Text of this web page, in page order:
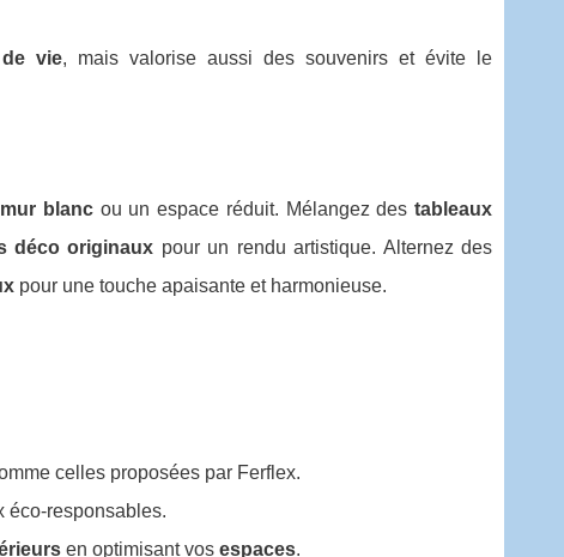
vie, mais valorise aussi des souvenirs et évite le
blancou un espace réduit. Mélangez destableaux
déco originaux pour un rendu artistique. Alternez des
pour une touche apaisante et harmonieuse.
celles proposées par Ferflex.
éco-responsables.
en optimisant vos espaces.